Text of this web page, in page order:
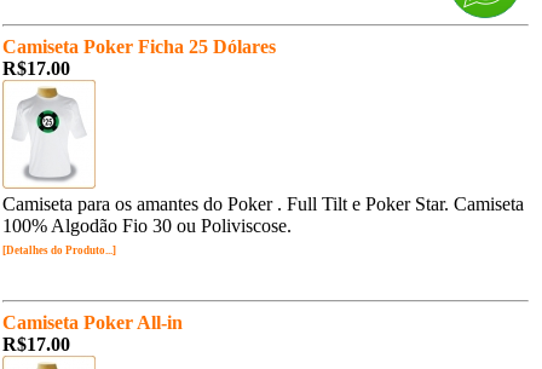
Camiseta Poker Ficha 25 Dólares
R$17.00
Camiseta para os amantes do Poker . Full Tilt e Poker Star. Camiseta
100% Algodão Fio 30 ou Poliviscose.
[Detalhes do Produto...]
Camiseta Poker All-in
R$17.00